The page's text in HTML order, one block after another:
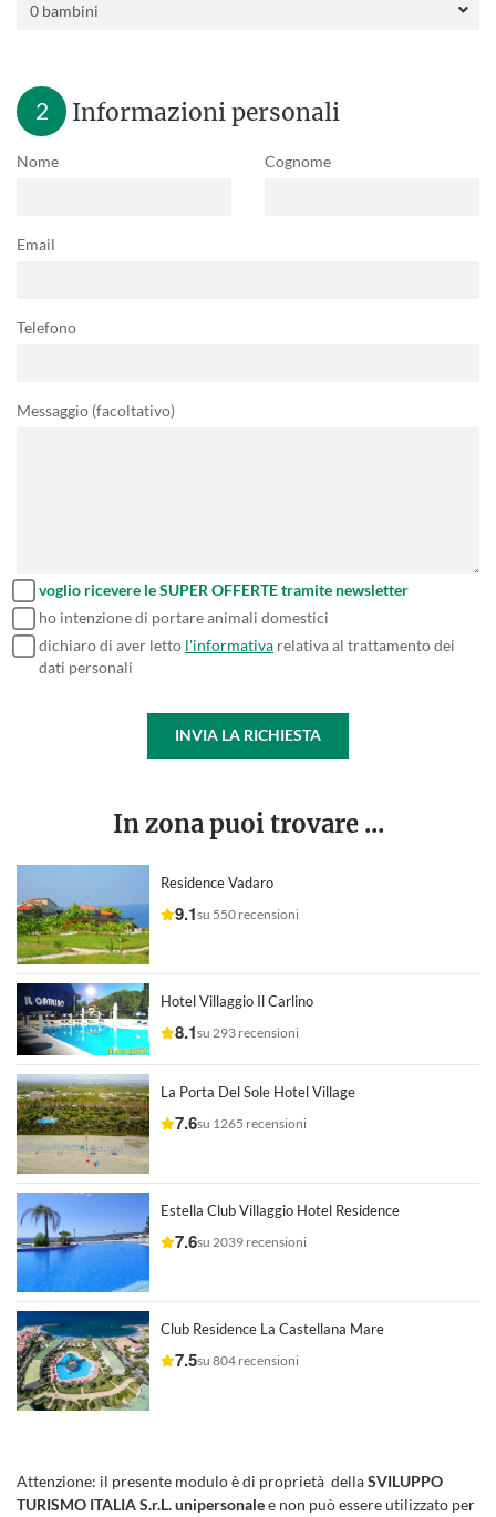
2 Informazioni personali
Nome Cognome
Email
Telefono
Messaggio (facoltativo)
voglio ricevere le SUPER OFFERTE tramite newsletter
ho intenzione di portare animali domestici
dichiaro di aver letto l'informativa relativa al trattamento dei
dati personali
INVIA LA RICHIESTA
In zona puoi trovare ...
Residence Vadaro
9.1su 550 recensioni
Hotel Villaggio Il Carlino
8.1su 293 recensioni
La Porta Del Sole Hotel Village
7.6su 1265 recensioni
Estella Club Villaggio Hotel Residence
7.6su 2039 recensioni
Club Residence La Castellana Mare
7.5su 804 recensioni
Attenzione: il presente modulo è di proprietà dellaSVILUPPO
TURISMO ITALIA S.r.L. unipersonalee non può essere utilizzato per